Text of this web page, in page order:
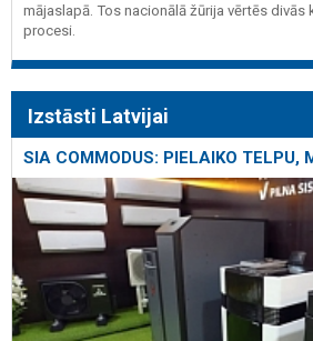
mājaslapā. Tos nacionālā žūrija vērtēs
procesi.
Izstāsti Latvijai
SIA COMMODUS: PIELAIKO TELPU,